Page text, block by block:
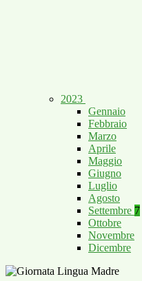
2023
Gennaio
Febbraio
Marzo
Aprile
Maggio
Giugno
Luglio
Agosto
Settembre 7
Ottobre
Novembre
Dicembre